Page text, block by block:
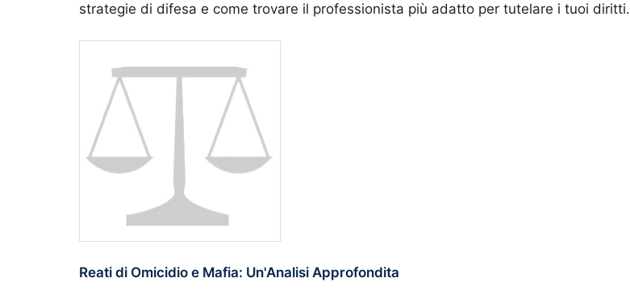
strategie di difesa e come trovare il professionista più adatto per tutelare i tuoi diritti.
Reati di Omicidio e Mafia: Un'Analisi Approfondita